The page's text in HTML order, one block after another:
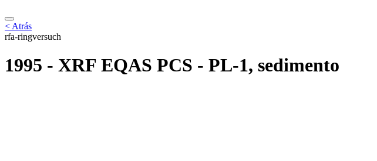
< Atrás
rfa-ringversuch
1995 - XRF EQAS PCS - PL-1, sedimento